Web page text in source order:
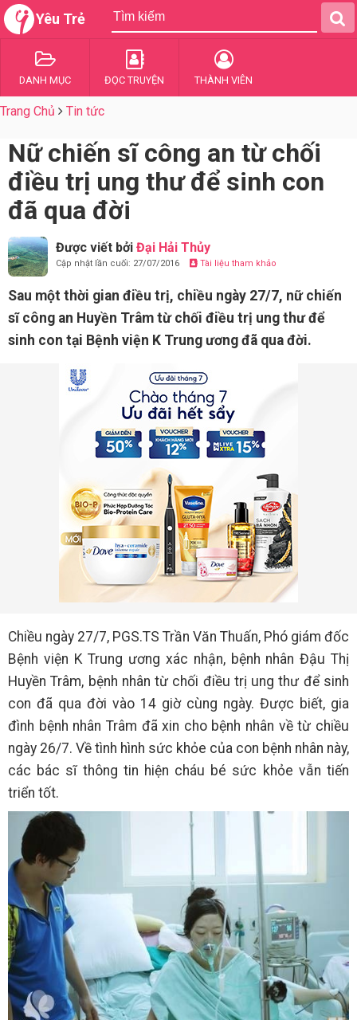
Yêu Trẻ
DANH MỤC ĐỌC TRUYỆN THÀNH VIÊN
Trang Chủ Tin tức
Nữ chiến sĩ công an từ chối
điều trị ung thư để sinh con
đã qua đời
Được viết bởi Đại Hải Thủy
Cập nhật lần cuối: 27/07/2016 Tài liệu tham khảo
Sau một thời gian điều trị, chiều ngày 27/7, nữ chiến
sĩ công an Huyền Trâm từ chối điều trị ung thư để
sinh con tại Bệnh viện K Trung ương đã qua đời.
Chiều ngày 27/7, PGS.TS Trần Văn Thuấn, Phó giám đốc
Bệnh viện K Trung ương xác nhận, bệnh nhân Đậu Thị
Huyền Trâm, bệnh nhân từ chối điều trị ung thư để sinh
con đã qua đời vào 14 giờ cùng ngày. Được biết, gia
đình bệnh nhân Trâm đã xin cho bệnh nhân về từ chiều
ngày 26/7. Về tình hình sức khỏe của con bệnh nhân này,
các bác sĩ thông tin hiện cháu bé sức khỏe vẫn tiến
triển tốt.